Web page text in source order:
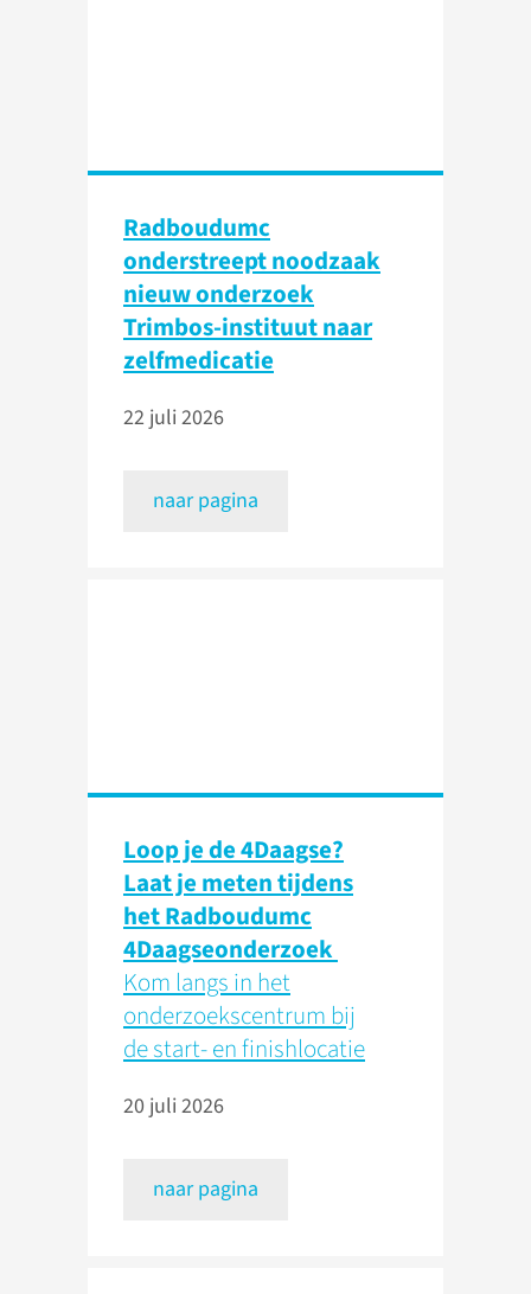
Radboudumc
onderstreept noodzaak
nieuw onderzoek
Trimbos-instituut naar
zelfmedicatie
22 juli 2026
naar pagina
Loop je de 4Daagse?
Laat je meten tijdens
het Radboudumc
4Daagseonderzoek
Kom langs in het
onderzoekscentrum bij
de start- en finishlocatie
20 juli 2026
naar pagina